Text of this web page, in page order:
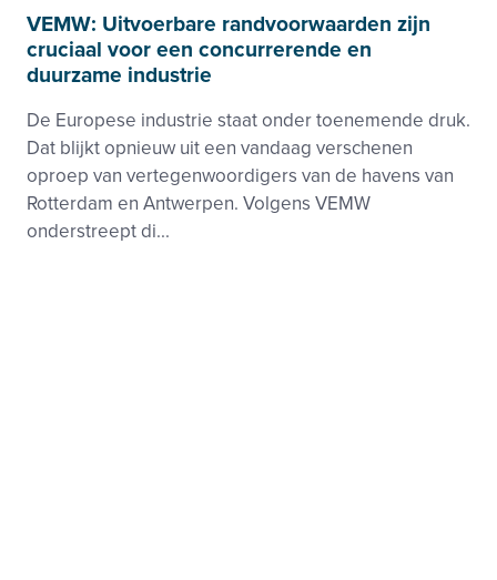
VEMW: Uitvoerbare randvoorwaarden zijn
cruciaal voor een concurrerende en
duurzame industrie
De Europese industrie staat onder toenemende druk.
Dat blijkt opnieuw uit een vandaag verschenen
oproep van vertegenwoordigers van de havens van
Rotterdam en Antwerpen. Volgens VEMW
onderstreept di...